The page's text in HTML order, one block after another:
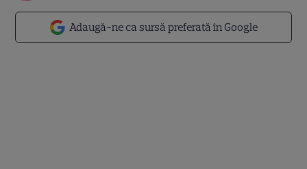
Adaugă-ne ca sursă preferată în Google